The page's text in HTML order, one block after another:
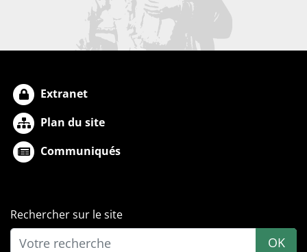
Extranet
Plan du site
Communiqués
Rechercher sur le site
OK